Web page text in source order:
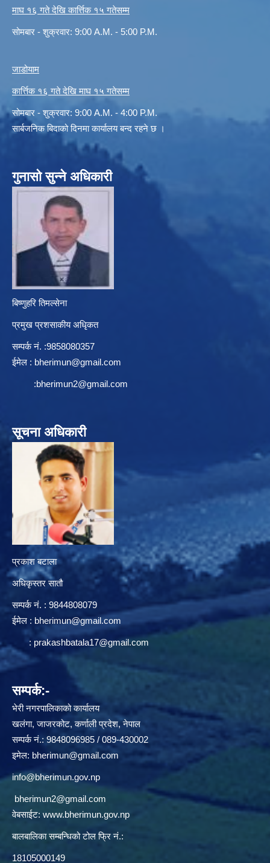
माघ १६ गते देखि कार्त्तिक १५ गतेसम्म
सोमबार - शुक्रवार: 9:00 A.M. - 5:00 P.M.
जाडोयाम
कार्त्तिक १६ गते देखि माघ १५ गतेसम्म
सोमबार - शुक्रवार: 9:00 A.M. - 4:00 P.M.
सार्बजनिक बिदाको दिनमा कार्यालय बन्द रहने छ ।
गुनासो सुन्ने अधिकारी
बिष्णुहरि तिमल्सेना
प्रमुख प्रशसाकीय अधिृकत
सम्पर्क न‌ं. :9858080357
ईमेल : bherimun@gmail.com
:bherimun2@gmail.com
सूचना अधिकारी
प्रकाश बटाला
अधिकृस्तर सातौ
सम्पर्क न‌ं. : 9844808079
ईमेल : bherimun@gmail.com
: prakashbatala17@gmail.com
सम्पर्क:-
भेरी नगरपालिकाको कार्यालय
खलंगा, जाजरकोट, कर्णाली प्रदेश, नेपाल
सम्पर्क नं.: 9848096985 / 089-430002
इमेल: bherimun@gmail.com
info@bherimun.gov.np
bherimun2@gmail.com
वेबसाईट: www.bherimun.gov.np
बालबालिका सम्बन्धिको टोल फ्रि नं.:
18105000149